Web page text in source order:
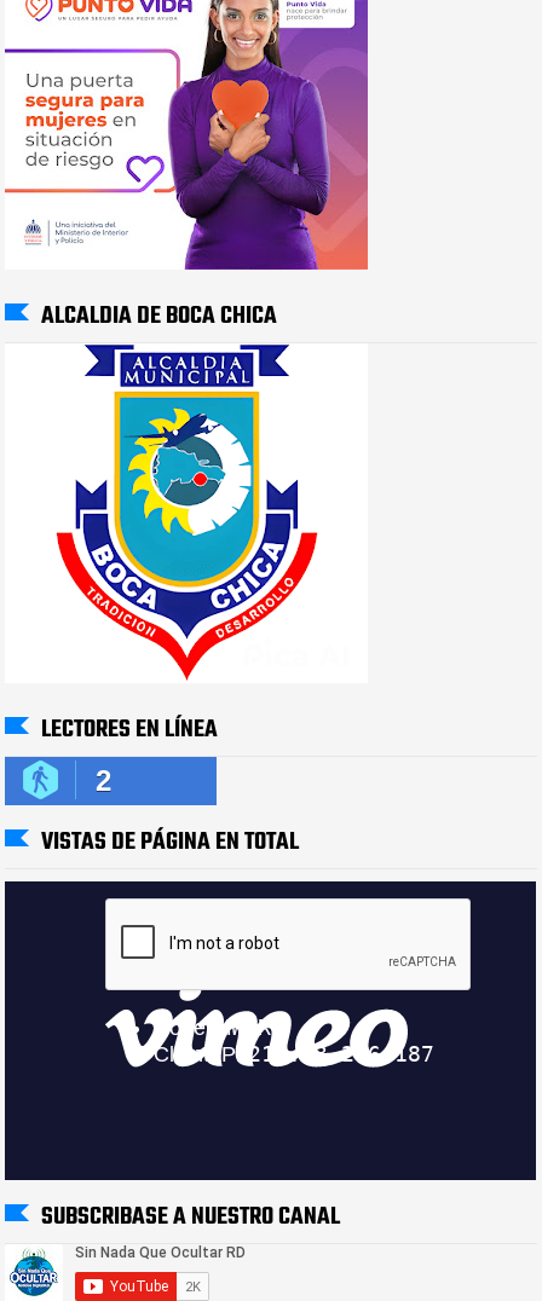
ALCALDIA DE BOCA CHICA
LECTORES EN LÍNEA
2
VISTAS DE PÁGINA EN TOTAL
SUBSCRIBASE A NUESTRO CANAL